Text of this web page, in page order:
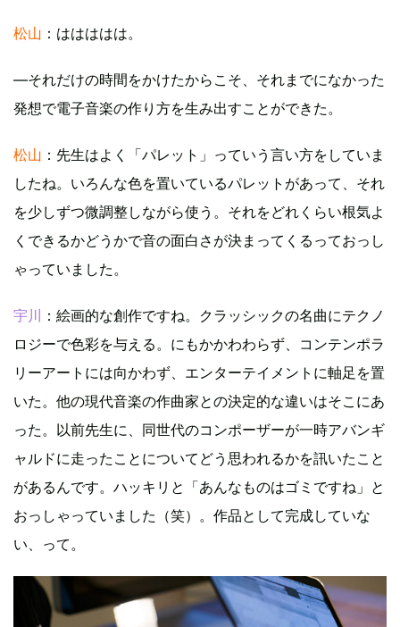
松山 ：ははははは。
―それだけの時間をかけたからこそ、それまでになかった
発想で電子音楽の作り方を生み出すことができた。
松山 ：先生はよく「パレット」っていう言い方をしていま
したね。いろんな色を置いているパレットがあって、それ
を少しずつ微調整しながら使う。それをどれくらい根気よ
くできるかどうかで音の面白さが決まってくるっておっし
ゃっていました。
宇川 ：絵画的な創作ですね。クラッシックの名曲にテクノ
ロジーで色彩を与える。にもかかわわらず、コンテンポラ
リーアートには向かわず、エンターテイメントに軸足を置
いた。他の現代音楽の作曲家との決定的な違いはそこにあ
った。以前先生に、同世代のコンポーザーが一時アバンギ
ャルドに走ったことについてどう思われるかを訊いたこと
があるんです。ハッキリと「あんなものはゴミですね」と
おっしゃっていました（笑）。作品として完成していな
い、って。